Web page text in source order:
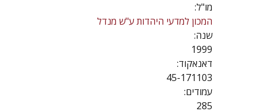
מו"ל:
המכון למדעי היהדות ע"ש מנדל
שנה:
1999
דאנאקוד:
45-171103
עמודים:
285